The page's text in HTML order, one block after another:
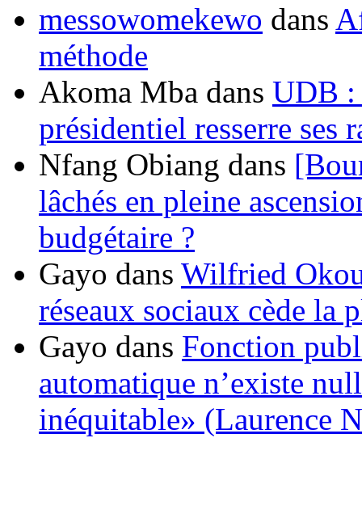
messowomekewo dans
méthode
Akoma Mba dans UDB :
présidentiel resserre ses
Nfang Obiang dans
lâchés en pleine
budgétaire ?
Gayo dans Wilfried
réseaux sociaux cède la
Gayo dans Fonction
automatique n’existe
inéquitable» (Laurence